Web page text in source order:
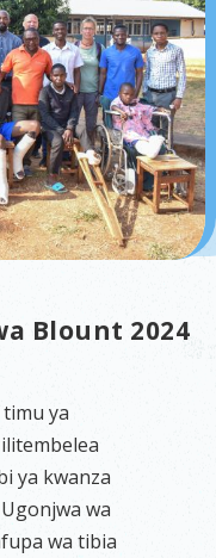
Blount 2024
ya
ya kwanza
wa
wa tibia